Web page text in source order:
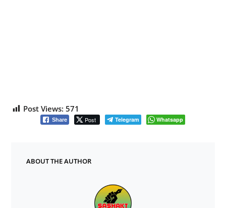
Post Views: 571
Share Post Telegram Whatsapp
ABOUT THE AUTHOR